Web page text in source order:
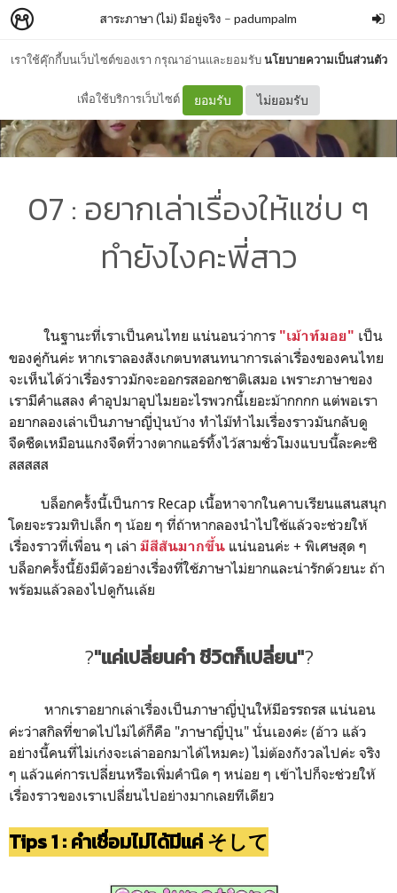
เราใช้คุ๊กกี้บนเว็บไซต์ของเรา กรุณาอ่านและยอมรับนโยบายความเป็นส่วนตัว
เพื่อใช้บริการเว็บไซต์ ยอมรับ ไม่ยอมรับ
สาระภาษา (ไม่) มีอยู่จริง – padumpalm
07 : อยากเล่าเรื่องให้แซ่บ ๆ
ทำยังไงคะพี่สาว
ในฐานะที่เราเป็นคนไทย แน่นอนว่าการ "เม้าท์มอย" เป็น
ของคู่กันค่ะ หากเราลองสังเกตบทสนทนาการเล่าเรื่องของคนไทย
จะเห็นได้ว่าเรื่องราวมักจะออกรสออกชาติเสมอ เพราะภาษาของ
เรามีคำแสลง คำอุปมาอุปไมยอะไรพวกนี้เยอะม้ากกกก แต่พอเรา
อยากลองเล่าเป็นภาษาญี่ปุ่นบ้าง ทำไม๊ทำไมเรื่องราวมันกลับดู
จืดชืดเหมือนแกงจืดที่วางตากแอร์ทิ้งไว้สามชั่วโมงแบบนี้ละคะซิ
สสสสส
บล็อกครั้งนี้เป็นการ Recap เนื้อหาจากในคาบเรียนแสนสนุก
โดยจะรวมทิปเล็ก ๆ น้อย ๆ ที่ถ้าหากลองนำไปใช้แล้วจะช่วยให้
เรื่องราวที่เพื่อน ๆ เล่า มีสีสันมากขึ้น แน่นอนค่ะ + พิเศษสุด ๆ
บล็อกครั้งนี้ยังมีตัวอย่างเรื่องที่ใช้ภาษาไม่ยากและน่ารักด้วยนะ ถ้า
พร้อมแล้วลองไปดูกันเล้ย
?"แค่เปลี่ยนคำ ชีวิตก็เปลี่ยน"?
หากเราอยากเล่าเรื่องเป็นภาษาญี่ปุ่นให้มีอรรถรส แน่นอน
ค่ะว่าสกิลที่ขาดไปไม่ได้ก็คือ "ภาษาญี่ปุ่น" นั่นเองค่ะ (อ้าว แล้ว
อย่างนี้คนที่ไม่เก่งจะเล่าออกมาได้ไหมคะ) ไม่ต้องกังวลไปค่ะ จริง
ๆ แล้วแค่การเปลี่ยนหรือเพิ่มคำนิด ๆ หน่อย ๆ เข้าไปก็จะช่วยให้
เรื่องราวของเราเปลี่ยนไปอย่างมากเลยทีเดียว
Tips 1 : คำเชื่อมไม่ได้มีแค่ そして